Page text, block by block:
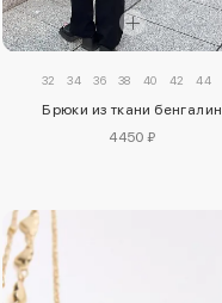
32 34 36 38 40 42 44
Брюки из ткани бенгалин
4450 ₽